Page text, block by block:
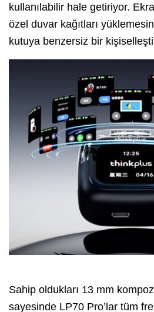
kullanılabilir hale getiriyor.
özel duvar kağıtları
kutuya benzersiz bir
Sahip oldukları 13 mm
sayesinde LP70 Pro’lar tüm